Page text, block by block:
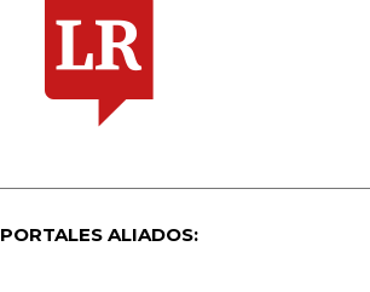
PORTALES ALIADOS: